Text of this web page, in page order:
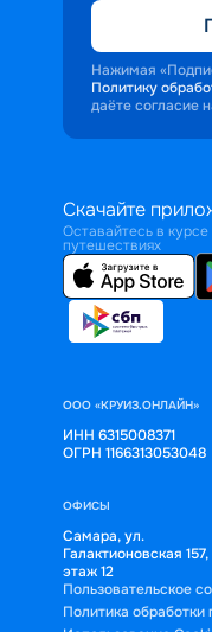
Нажимая
Политику
даёте согласие
Скачайте
Оставайтесь в
путешествиях
ООО «КРУИЗ.ОНЛАЙН»
ИНН 6315008371
ОГРН 1166313053048
ОФИСЫ
Самара, ул.
Галактионовская 157,
этаж 12
Пользовательское
Политика обработки